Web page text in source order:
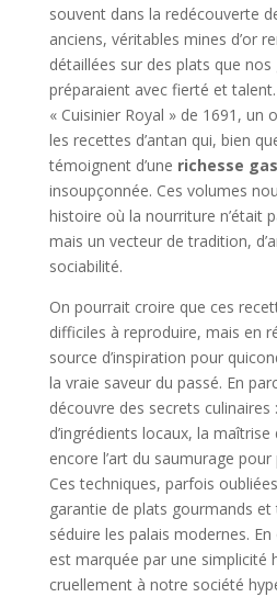
souvent dans la redécouverte
anciens, véritables mines d’or
détaillées sur des plats que
préparaient avec fierté et
« Cuisinier Royal » de 1691, un
les recettes d’antan qui, bien
témoignent d’une richesse
insoupçonnée. Ces volumes
histoire où la nourriture n’était
mais un vecteur de tradition,
sociabilité.
On pourrait croire que ces
difficiles à reproduire, mais en
source d’inspiration pour
la vraie saveur du passé. En
découvre des secrets culinaires
d’ingrédients locaux, la
encore l’art du saumurage
Ces techniques, parfois
garantie de plats gourmands et
séduire les palais modernes.
est marquée par une simplicité
cruellement à notre société